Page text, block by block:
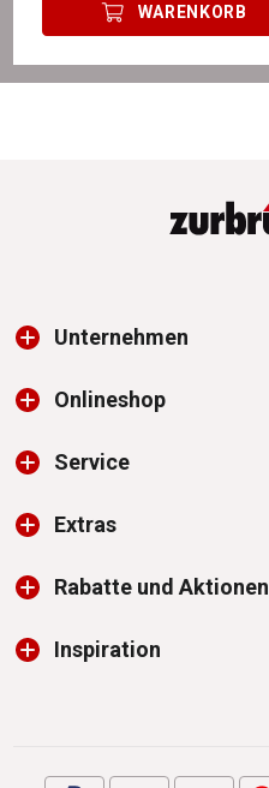
WARENKORB
Unternehmen
Onlineshop
Service
Extras
Rabatte und Aktionen
Inspiration